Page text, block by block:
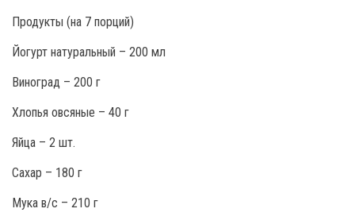
Продукты (на 7 порций)
Йогурт натуральный – 200 мл
Виноград – 200 г
Хлопья овсяные – 40 г
Яйца – 2 шт.
Сахар – 180 г
Мука в/с – 210 г